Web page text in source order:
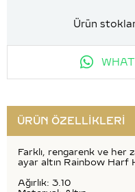
Ürün
ÜRÜN ÖZELLIKLERI
Farklı, rengarenk ve her
ayar altın Rainbow Harf
Ağırlık: 3.10